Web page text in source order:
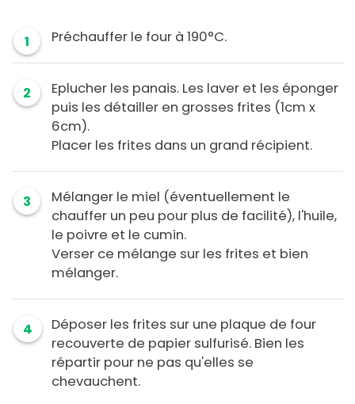
1 Préchauffer le four à 190°C.
2
Eplucher les panais. Les laver et les éponger
puis les détailler en grosses frites (1cm x
6cm).
Placer les frites dans un grand récipient.
3
Mélanger le miel (éventuellement le
chauffer un peu pour plus de facilité), l'huile,
le poivre et le cumin.
Verser ce mélange sur les frites et bien
mélanger.
4
Déposer les frites sur une plaque de four
recouverte de papier sulfurisé. Bien les
répartir pour ne pas qu'elles se
chevauchent.